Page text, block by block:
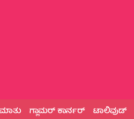
ಗ್ಲಾಮರ್‌ ಕಾರ್ನರ್ ಟಾಲಿವುಡ್